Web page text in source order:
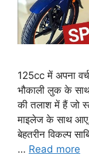
125cc में अपना
भौकाली लुक के
की तलाश में हैं जो
माइलेज के साथ
बेहतरीन विकल्प
… Read more